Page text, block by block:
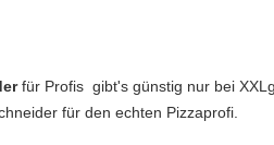
für Profis gibt's günstig nur bei
für den echten Pizzaprofi.